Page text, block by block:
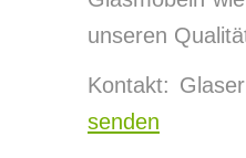
unseren
Kontakt:
senden